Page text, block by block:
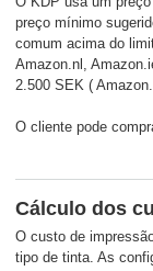
preço mínimo
comum acima do
Amazon.nl,
2.500 SEK (
O cliente pode
Cálculo dos
O custo de
tipo de tinta. As